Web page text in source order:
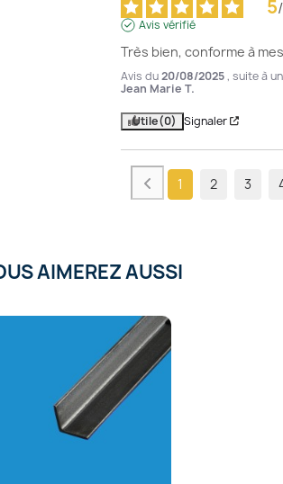
5/
Avis vérifié
Très bien, conforme à
Avis du20/08/2025, suite à
Jean Marie T.
Utile(0) Signaler
1 2 3
AIMEREZ AUSSI